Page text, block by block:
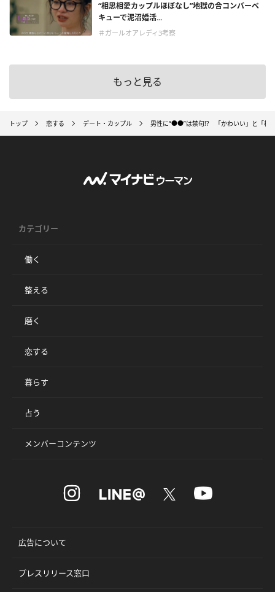
“相思相愛カップルほぼなし”地獄の合コンバーベ
キューで泥沼婚活...
＃ガールオアレディ3考察
もっと見る
トップ 恋する デート・カップル 男性に“●●”は禁句!? 「かわいい」と「格
カテゴリー
働く
整える
磨く
恋する
暮らす
占う
メンバーコンテンツ
広告について
プレスリリース窓口